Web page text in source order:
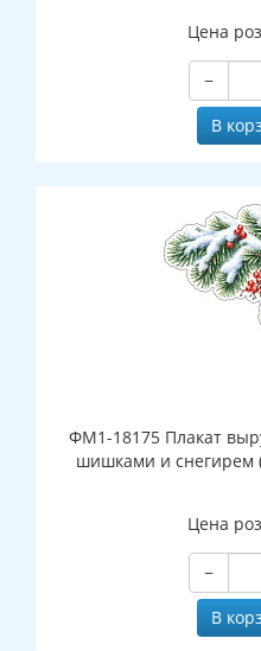
Цена
−
В
ФМ1-18175 Плакат
шишками и снегирем
Цена
−
В